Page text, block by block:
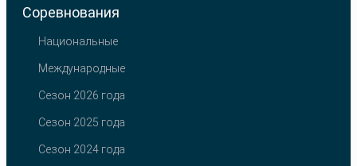
Соревнования
Национальные
Международные
Сезон 2026 года
Сезон 2025 года
Сезон 2024 года